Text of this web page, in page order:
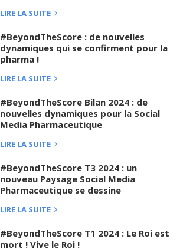
LIRE LA SUITE
#BeyondTheScore : de nouvelles
dynamiques qui se confirment pour la
pharma !
LIRE LA SUITE
#BeyondTheScore Bilan 2024 : de
nouvelles dynamiques pour la Social
Media Pharmaceutique
LIRE LA SUITE
#BeyondTheScore T3 2024 : un
nouveau Paysage Social Media
Pharmaceutique se dessine
LIRE LA SUITE
#BeyondTheScore T1 2024 : Le Roi est
mort ! Vive le Roi !